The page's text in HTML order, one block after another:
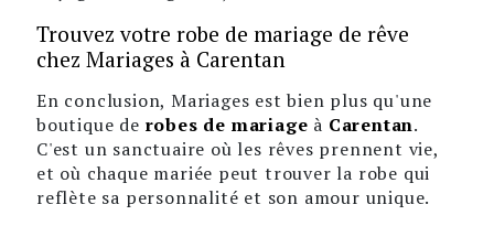
Trouvez votre robe de mariage de rêve
chez Mariages à Carentan
En conclusion, Mariages est bien plus qu'une
boutique de robes de mariage à Carentan.
C'est un sanctuaire où les rêves prennent vie,
et où chaque mariée peut trouver la robe qui
reflète sa personnalité et son amour unique.